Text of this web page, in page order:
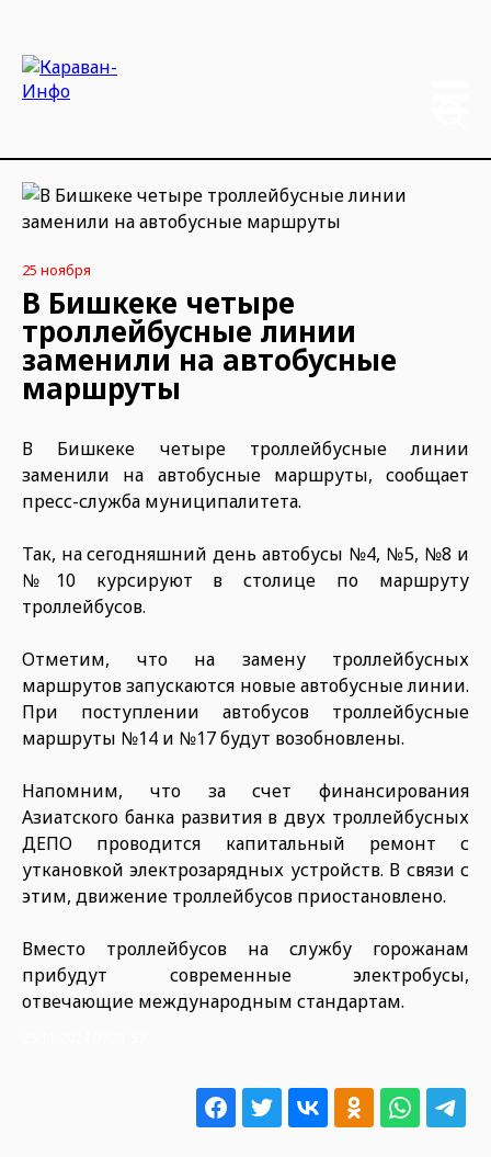
25 ноября
В Бишкеке четыре
троллейбусные линии
заменили на автобусные
маршруты
В Бишкеке четыре троллейбусные линии
заменили на автобусные маршруты, сообщает
пресс-служба муниципалитета.
Так, на сегодняшний день автобусы №4, №5, №8 и
№10 курсируют в столице по маршруту
троллейбусов.
Отметим, что на замену троллейбусных
маршрутов запускаются новые автобусные линии.
При поступлении автобусов троллейбусные
маршруты №14 и №17 будут возобновлены.
Напомним, что за счет финансирования
Азиатского банка развития в двух троллейбусных
ДЕПО проводится капитальный ремонт с
уткановкой электрозарядных устройств. В связи с
этим, движение троллейбусов приостановлено.
Вместо троллейбусов на службу горожанам
прибудут современные электробусы,
отвечающие международным стандартам.